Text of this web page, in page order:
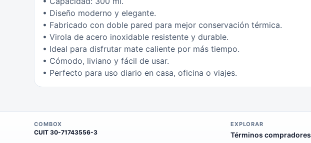
• Diseño moderno y elegante.
• Fabricado con doble pared para mejor conservación térmica.
• Virola de acero inoxidable resistente y durable.
• Ideal para disfrutar mate caliente por más tiempo.
• Cómodo, liviano y fácil de usar.
• Perfecto para uso diario en casa, oficina o viajes.
COMBOX
CUIT 30-71743556-3
EXPLORAR
Términos compradores